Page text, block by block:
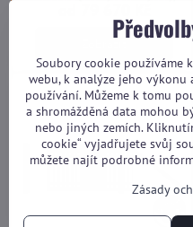
Soubory cookie používáme
webu, k analýze jeho
používání. Můžeme k tomu
a shromážděná data mohou
nebo jiných zemích.
cookie“ vyjadřujete svůj
můžete najít podrobné
Zásady